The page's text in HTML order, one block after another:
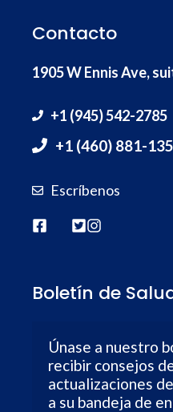
Contacto
1905 W Ennis Ave,
+1 (945) 542-2785
+1 (460) 881-
Escríbenos
Boletín de
Únase a nuestro
recibir consejos
actualizaciones
a su bandeja de